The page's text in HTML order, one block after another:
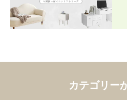
カテゴリー